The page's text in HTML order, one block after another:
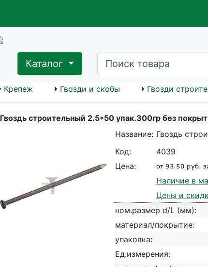
Каталог
Крепеж Гвозди и скобы Гвозди
Гвоздь строительный 2.5*50 упак.300гр без
Название: Гвоздь
Код:
4039
Цена:
Наличие в
Цены и
ном.размер d/L (мм):
материал/покрытие:
упаковка:
Ед.измерения: